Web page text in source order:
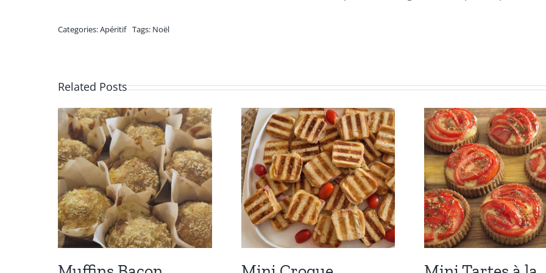
Categories:Apéritif Tags: Noël
Related Posts